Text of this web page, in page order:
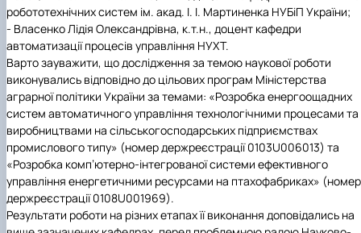
робототехнічних систем ім. акад. І. І. Мартиненка НУБіП України;
- Власенко Лідія Олександрівна, к.т.н., доцент кафедри
автоматизації процесів управління НУХТ.
Варто зауважити, що дослідження за темою наукової роботи
виконувались відповідно до цільових програм Міністерства
аграрної політики України за темами: «Розробка енергоощадних
систем автоматичного управління технологічними процесами та
виробництвами на сільськогосподарських підприємствах
промислового типу» (номер держреєстрації0103U006013) та
«Розробка комп’ютерно-інтегрованої системи ефективного
управління енергетичними ресурсами на птахофабриках» (номер
держреєстрації 0108U001969).
Результати роботи на різних етапах її виконання доповідались на